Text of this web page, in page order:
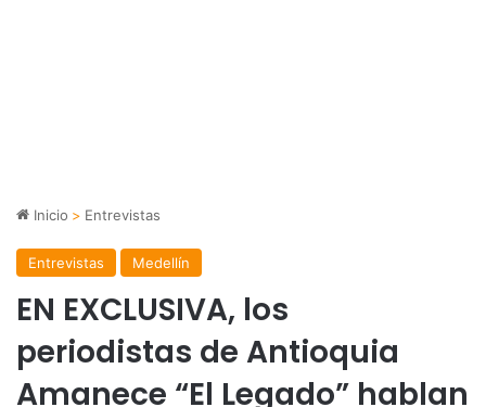
Inicio > Entrevistas
Entrevistas Medellín
EN EXCLUSIVA, los
periodistas de Antioquia
Amanece “El Legado” hablan